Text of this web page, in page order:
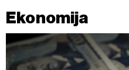
Ekonomija